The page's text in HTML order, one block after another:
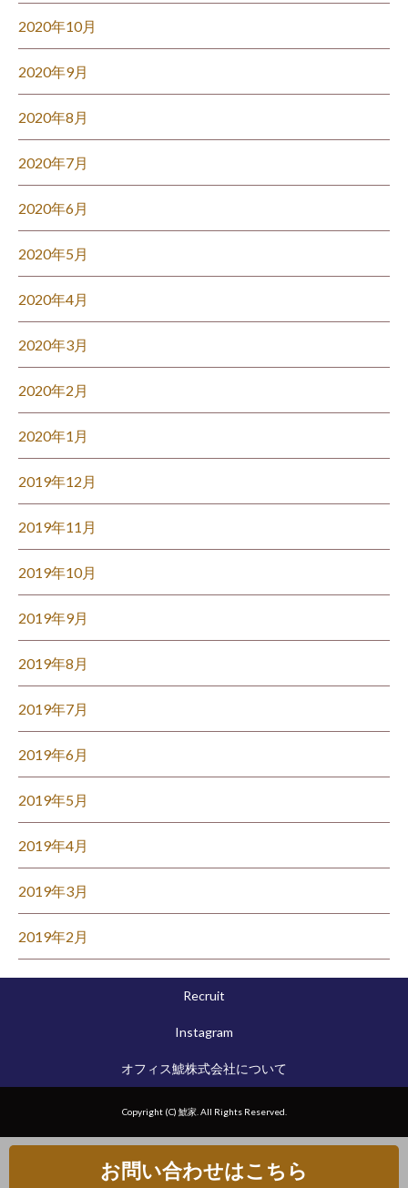
2020年10月
2020年9月
2020年8月
2020年7月
2020年6月
2020年5月
2020年4月
2020年3月
2020年2月
2020年1月
2019年12月
2019年11月
2019年10月
2019年9月
2019年8月
2019年7月
2019年6月
2019年5月
2019年4月
2019年3月
2019年2月
Recruit
Instagram
オフィス鯱株式会社について
Copyright (C) 鯱家. All Rights Reserved.
お問い合わせはこちら